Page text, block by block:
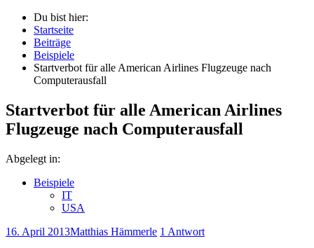
Du bist hier:
Startseite
Beiträge
Beispiele
Startverbot für alle American Airlines Flugzeuge nach
Computerausfall
Startverbot für alle American Airlines
Flugzeuge nach Computerausfall
Abgelegt in:
Beispiele
IT
USA
16. April 2013Matthias Hämmerle 1 Antwort